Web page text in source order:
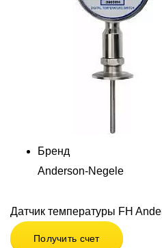
Бренд
Anderson-Negele
Датчик температуры FH
Получить счет